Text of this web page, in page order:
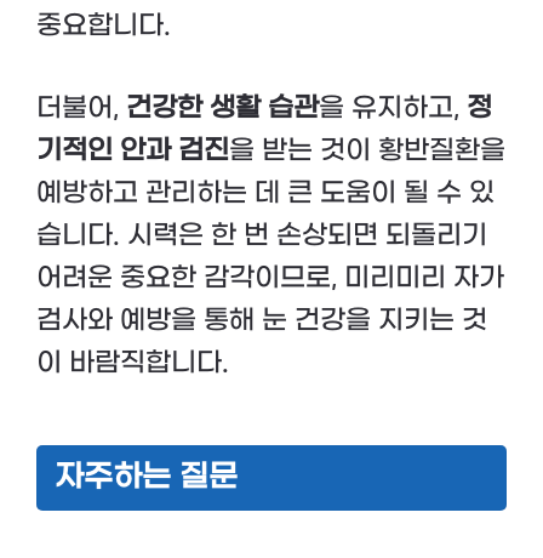
중요합니다.
더불어, 건강한 생활 습관을 유지하고, 정
기적인 안과 검진을 받는 것이 황반질환을
예방하고 관리하는 데 큰 도움이 될 수 있
습니다. 시력은 한 번 손상되면 되돌리기
어려운 중요한 감각이므로, 미리미리 자가
검사와 예방을 통해 눈 건강을 지키는 것
이 바람직합니다.
자주하는 질문